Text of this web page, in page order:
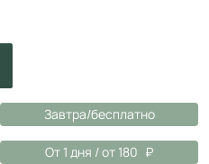
Завтра/бесплатно
От 1 дня / от 180